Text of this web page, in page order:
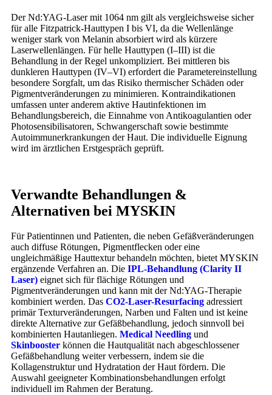
Der Nd:YAG-Laser mit 1064 nm gilt als vergleichsweise sicher
für alle Fitzpatrick-Hauttypen I bis VI, da die Wellenlänge
weniger stark von Melanin absorbiert wird als kürzere
Laserwellenlängen. Für helle Hauttypen (I–III) ist die
Behandlung in der Regel unkompliziert. Bei mittleren bis
dunkleren Hauttypen (IV–VI) erfordert die Parametereinstellung
besondere Sorgfalt, um das Risiko thermischer Schäden oder
Pigmentveränderungen zu minimieren. Kontraindikationen
umfassen unter anderem aktive Hautinfektionen im
Behandlungsbereich, die Einnahme von Antikoagulantien oder
Photosensibilisatoren, Schwangerschaft sowie bestimmte
Autoimmunerkrankungen der Haut. Die individuelle Eignung
wird im ärztlichen Erstgespräch geprüft.
Verwandte Behandlungen &
Alternativen bei MYSKIN
Für Patientinnen und Patienten, die neben Gefäßveränderungen
auch diffuse Rötungen, Pigmentflecken oder eine
ungleichmäßige Hauttextur behandeln möchten, bietet MYSKIN
ergänzende Verfahren an. Die IPL-Behandlung (Clarity II
Laser) eignet sich für flächige Rötungen und
Pigmentveränderungen und kann mit der Nd:YAG-Therapie
kombiniert werden. Das CO2-Laser-Resurfacing adressiert
primär Texturveränderungen, Narben und Falten und ist keine
direkte Alternative zur Gefäßbehandlung, jedoch sinnvoll bei
kombinierten Hautanliegen. Medical Needling und
Skinbooster können die Hautqualität nach abgeschlossener
Gefäßbehandlung weiter verbessern, indem sie die
Kollagenstruktur und Hydratation der Haut fördern. Die
Auswahl geeigneter Kombinationsbehandlungen erfolgt
individuell im Rahmen der Beratung.